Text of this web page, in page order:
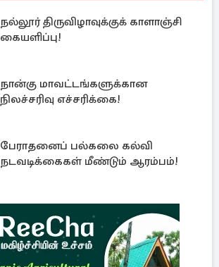
நல்லூர் திருவிழாவுக்குக் காளாஞ்சி
கையளிப்பு!
நான்கு மாவட்டங்களுக்கான
நிலச்சரிவு எச்சரிக்கை!
பேராதனைப் பல்கலை கல்வி
நடவடிக்கைகள் மீண்டும் ஆரம்பம்!